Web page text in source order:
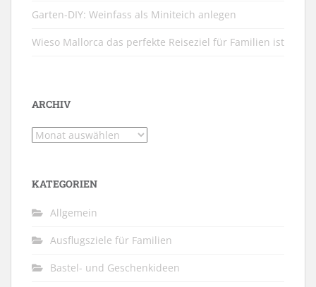
Garten-DIY: Weinfass als Miniteich anlegen
Wieso Mallorca das perfekte Reiseziel für Familien ist
ARCHIV
Archiv
KATEGORIEN
Allgemein
Ausflugsziele für Familien
Bastel- und Geschenkideen